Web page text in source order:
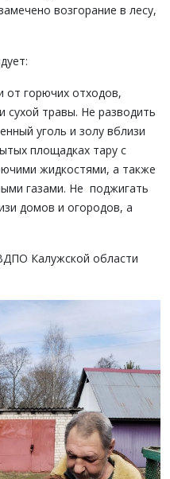
возгорание в лесу,
от горючих отходов,
сухой травы. Не разводить
уголь и золу вблизи
площадках тару с
жидкостями, а также
газами. Не поджигать
домов и огородов, а
Калужской области